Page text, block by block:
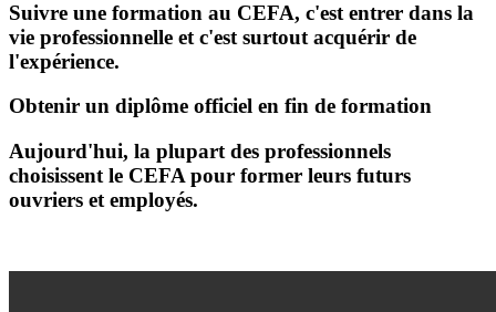
Suivre une formation au CEFA, c'est entrer dans la
vie professionnelle et c'est surtout acquérir de
l'expérience.
Obtenir un diplôme officiel en fin de formation
Aujourd'hui, la plupart des professionnels
choisissent le CEFA pour former leurs futurs
ouvriers et employés.